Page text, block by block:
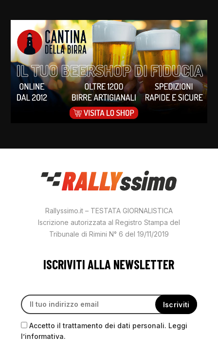
Rallyssimo.it – TESTATA GIORNALISTICA
Iscrizione autorizzata al Registro Stampa del
Tribunale di Rimini N° 6 del 19/11/2019
ISCRIVITI ALLA NEWSLETTER
Accetto il trattamento dei dati personali. Leggi
l’informativa.